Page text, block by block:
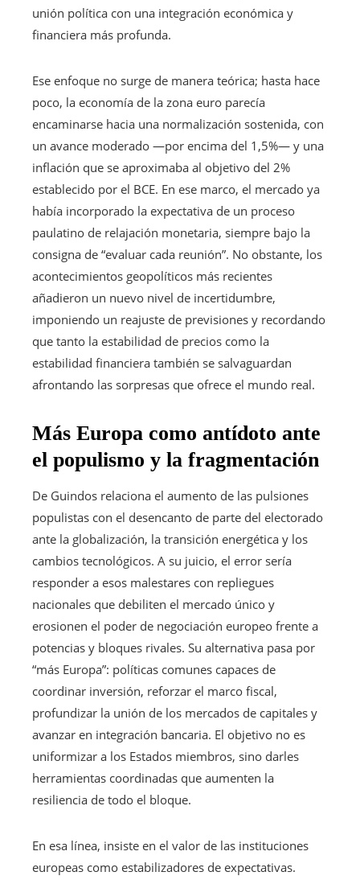
unión política con una integración económica y
financiera más profunda.
Ese enfoque no surge de manera teórica; hasta hace
poco, la economía de la zona euro parecía
encaminarse hacia una normalización sostenida, con
un avance moderado —por encima del 1,5%— y una
inflación que se aproximaba al objetivo del 2%
establecido por el BCE. En ese marco, el mercado ya
había incorporado la expectativa de un proceso
paulatino de relajación monetaria, siempre bajo la
consigna de “evaluar cada reunión”. No obstante, los
acontecimientos geopolíticos más recientes
añadieron un nuevo nivel de incertidumbre,
imponiendo un reajuste de previsiones y recordando
que tanto la estabilidad de precios como la
estabilidad financiera también se salvaguardan
afrontando las sorpresas que ofrece el mundo real.
Más Europa como antídoto ante
el populismo y la fragmentación
De Guindos relaciona el aumento de las pulsiones
populistas con el desencanto de parte del electorado
ante la globalización, la transición energética y los
cambios tecnológicos. A su juicio, el error sería
responder a esos malestares con repliegues
nacionales que debiliten el mercado único y
erosionen el poder de negociación europeo frente a
potencias y bloques rivales. Su alternativa pasa por
“más Europa”: políticas comunes capaces de
coordinar inversión, reforzar el marco fiscal,
profundizar la unión de los mercados de capitales y
avanzar en integración bancaria. El objetivo no es
uniformizar a los Estados miembros, sino darles
herramientas coordinadas que aumenten la
resiliencia de todo el bloque.
En esa línea, insiste en el valor de las instituciones
europeas como estabilizadores de expectativas.